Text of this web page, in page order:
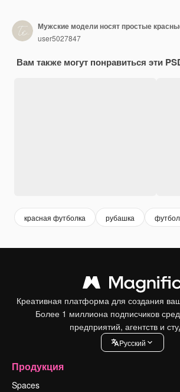
user5027847
Вам также могут понравиться эти
красная футболка рубашка
Креативная платформа для создания
Более 1 миллиона подписчиков
предприятий, агентств и
Pусский
Продукция
Spaces